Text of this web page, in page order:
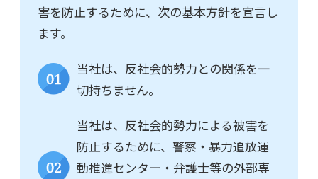
害を防止するために、次の基本方針を宣言し
ます。
01
当社は、反社会的勢力との関係を一
切持ちません。
02
当社は、反社会的勢力による被害を
防止するために、警察・暴力追放運
動推進センター・弁護士等の外部専